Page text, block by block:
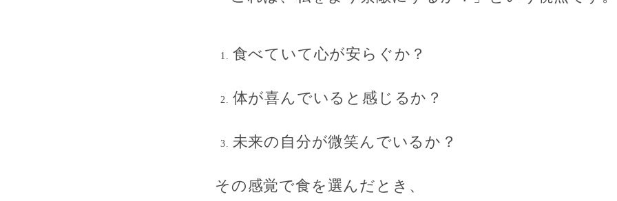
食べていて心が安らぐか？
体が喜んでいると感じるか？
未来の自分が微笑んでいるか？
その感覚で食を選んだとき、